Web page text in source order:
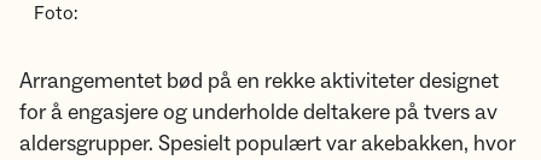
Foto:
Arrangementet bød på en rekke aktiviteter designet
for å engasjere og underholde deltakere på tvers av
aldersgrupper. Spesielt populært var akebakken, hvor